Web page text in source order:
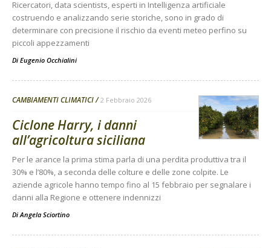
Ricercatori, data scientists, esperti in Intelligenza artificiale
costruendo e analizzando serie storiche, sono in grado di
determinare con precisione il rischio da eventi meteo perfino su
piccoli appezzamenti
Di Eugenio Occhialini
CAMBIAMENTI CLIMATICI 2 Febbraio 2026
Ciclone Harry, i danni
all’agricoltura siciliana
Per le arance la prima stima parla di una perdita produttiva tra il
30% e l’80%, a seconda delle colture e delle zone colpite. Le
aziende agricole hanno tempo fino al 15 febbraio per segnalare i
danni alla Regione e ottenere indennizzi
Di Angela Sciortino